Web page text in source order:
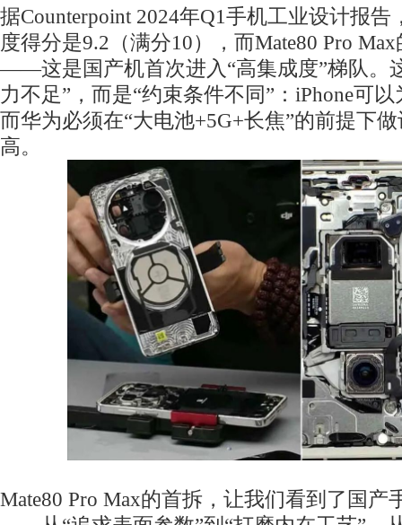
据Counterpoint 2024年Q1手机工业设计报告
度得分是9.2（满分10），而Mate80 Pro
——这是国产机首次进入“高集成度”梯队。
力不足”，而是“约束条件不同”：iPhone可
而华为必须在“大电池+5G+长焦”的前提下
高。
Mate80 Pro Max的首拆，让我们看到了国产